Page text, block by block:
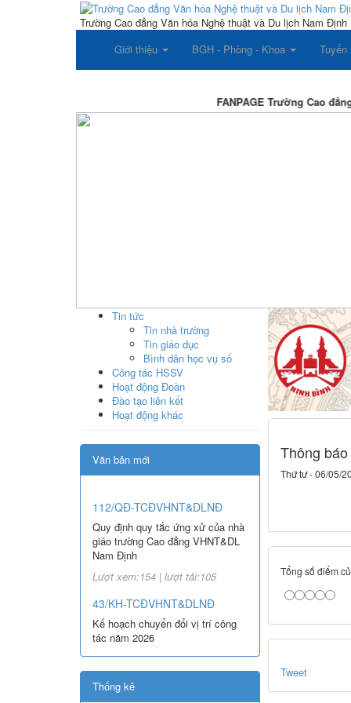
Trường Cao đẳng Văn hóa Nghệ thuật và Du lịch Nam Định
Giới thiệu
BGH - Phòng - Khoa Tuyển
FANPAGE Trường Cao đẳng
Thông
Thứ tư - 06/05/
Tổng số điểm
Tweet
Tin tức
Tin nhà trường
Tin giáo dục
Bình dân học vụ số
Công tác HSSV
Hoạt động Đoàn
Đào tạo liên kết
Hoạt động khác
Văn bản mới
112/QĐ-TCĐVHNT&DLNĐ
Quy định quy tắc ứng xử của nhà
giáo trường Cao đẳng VHNT&DL
Nam Định
Lượt xem:154 | lượt tải:105
43/KH-TCĐVHNT&DLNĐ
Kế hoạch chuyển đổi vị trí công
tác năm 2026
Lượt xem:246 | lượt tải:147
238/2025/NĐ-CP
Thống kê